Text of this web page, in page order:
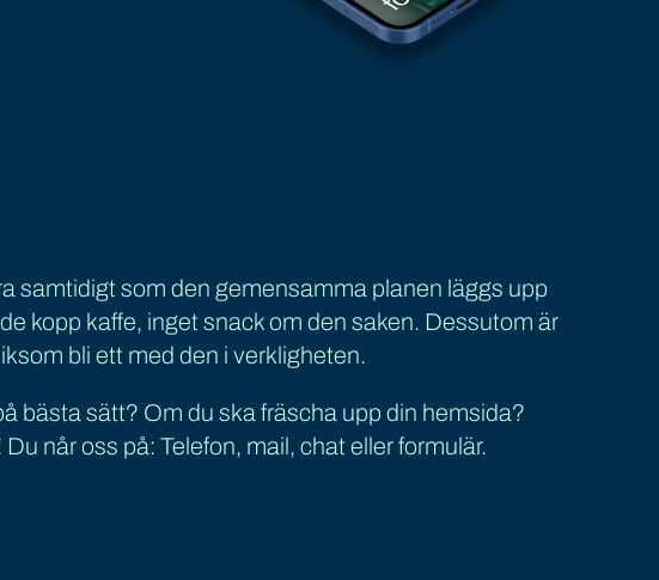
samtidigt som den gemensamma planen läggs upp
kopp kaffe, inget snack om den saken. Dessutom är
bli ett med den i verkligheten.
bästa sätt? Om du ska fräscha upp din hemsida?
når oss på: Telefon, mail, chat eller formulär.